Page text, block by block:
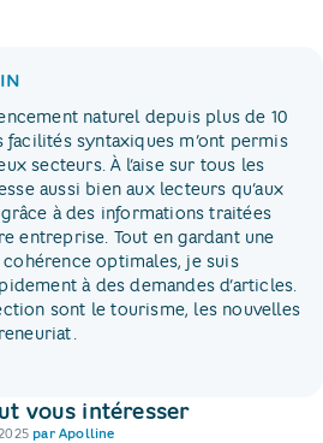
naturel depuis plus de 10
facilités syntaxiques m’ont permis
secteurs. À l’aise sur tous les
aussi bien aux lecteurs qu’aux
à des informations traitées
entreprise. Tout en gardant une
optimales, je suis
à des demandes d’articles.
sont le tourisme, les nouvelles
vous intéresser
par Apolline